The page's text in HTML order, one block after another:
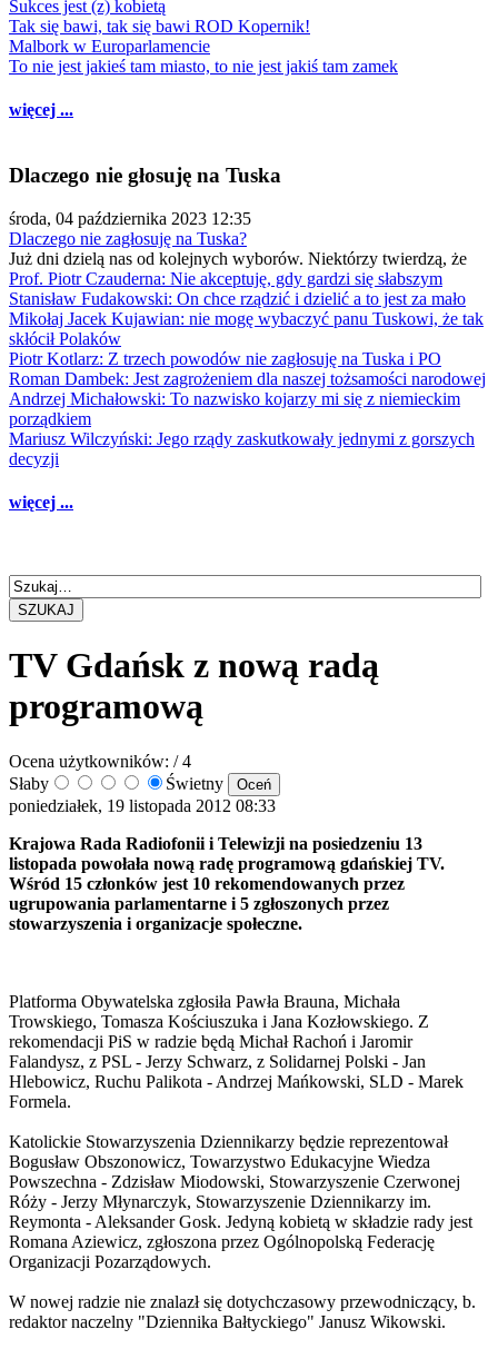
Sukces jest (z) kobietą
Tak się bawi, tak się bawi ROD Kopernik!
Malbork w Europarlamencie
To nie jest jakieś tam miasto, to nie jest jakiś tam zamek
więcej ...
Dlaczego nie głosuję na Tuska
środa, 04 października 2023 12:35
Dlaczego nie zagłosuję na Tuska?
Już dni dzielą nas od kolejnych wyborów. Niektórzy twierdzą, że
Prof. Piotr Czauderna: Nie akceptuję, gdy gardzi się słabszym
Stanisław Fudakowski: On chce rządzić i dzielić a to jest za mało
Mikołaj Jacek Kujawian: nie mogę wybaczyć panu Tuskowi, że tak
skłócił Polaków
Piotr Kotlarz: Z trzech powodów nie zagłosuję na Tuska i PO
Roman Dambek: Jest zagrożeniem dla naszej tożsamości narodowej
Andrzej Michałowski: To nazwisko kojarzy mi się z niemieckim
porządkiem
Mariusz Wilczyński: Jego rządy zaskutkowały jednymi z gorszych
decyzji
więcej ...
SZUKAJ
TV Gdańsk z nową radą
programową
Ocena użytkowników: / 4
Słaby
Świetny
poniedziałek, 19 listopada 2012 08:33
Krajowa Rada Radiofonii i Telewizji na posiedzeniu 13
listopada powołała nową radę programową gdańskiej TV.
Wśród 15 członków jest 10 rekomendowanych przez
ugrupowania parlamentarne i 5 zgłoszonych przez
stowarzyszenia i organizacje społeczne.
Platforma Obywatelska zgłosiła Pawła Brauna, Michała
Trowskiego, Tomasza Kościuszuka i Jana Kozłowskiego. Z
rekomendacji PiS w radzie będą Michał Rachoń i Jaromir
Falandysz, z PSL - Jerzy Schwarz, z Solidarnej Polski - Jan
Hlebowicz, Ruchu Palikota - Andrzej Mańkowski, SLD - Marek
Formela.
Katolickie Stowarzyszenia Dziennikarzy będzie reprezentował
Bogusław Obszonowicz, Towarzystwo Edukacyjne Wiedza
Powszechna - Zdzisław Miodowski, Stowarzyszenie Czerwonej
Róży - Jerzy Młynarczyk, Stowarzyszenie Dziennikarzy im.
Reymonta - Aleksander Gosk. Jedyną kobietą w składzie rady jest
Romana Aziewicz, zgłoszona przez Ogólnopolską Federację
Organizacji Pozarządowych.
W nowej radzie nie znalazł się dotychczasowy przewodniczący, b.
redaktor naczelny "Dziennika Bałtyckiego" Janusz Wikowski.